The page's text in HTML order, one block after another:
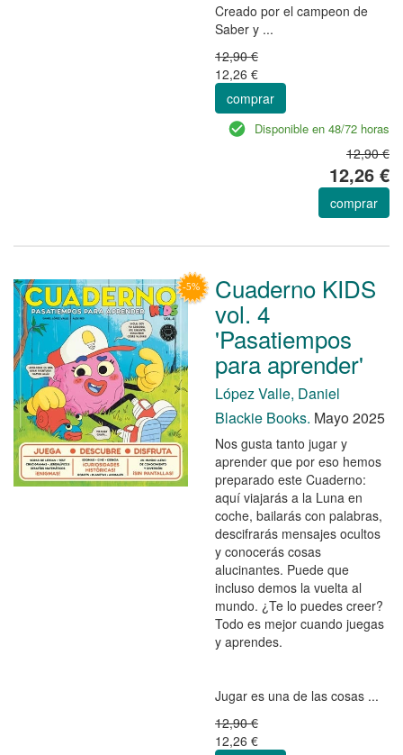
Creado por el campeon de
Saber y ...
12,90 €
12,26 €
comprar
Disponible en 48/72 horas
12,90 €
12,26 €
comprar
Cuaderno KIDS
vol. 4
'Pasatiempos
para aprender'
López Valle, Daniel
Blackie Books. Mayo 2025
Nos gusta tanto jugar y
aprender que por eso hemos
preparado este Cuaderno:
aquí viajarás a la Luna en
coche, bailarás con palabras,
descifrarás mensajes ocultos
y conocerás cosas
alucinantes. Puede que
incluso demos la vuelta al
mundo. ¿Te lo puedes creer?
Todo es mejor cuando juegas
y aprendes.
Jugar es una de las cosas ...
12,90 €
12,26 €